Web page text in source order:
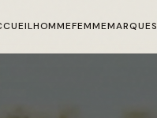
HOMMEFEMMEMARQUES